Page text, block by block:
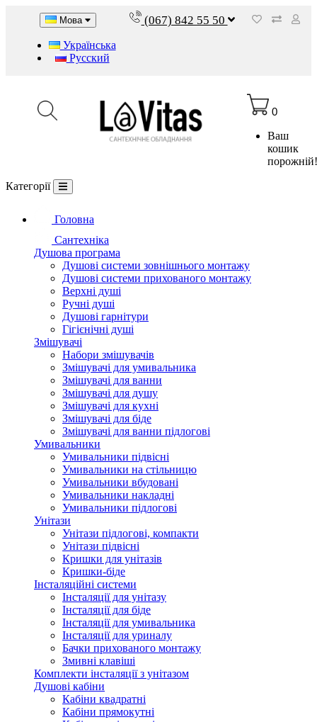
Мова
Українська
Русский
(067) 842 55 50
0
Ваш
кошик
Категорії
Головна
Сантехніка
Душова програма
Душові системи зовнішнього монтажу
Душові системи прихованого монтажу
Верхні душі
Ручні душі
Душові гарнітури
Гігієнічні душі
Змішувачі
Набори змішувачів
Змішувачі для умивальника
Змішувачі для ванни
Змішувачі для душу
Змішувачі для кухні
Змішувачі для біде
Змішувачі для ванни підлогові
Умивальники
Умивальники підвісні
Умивальники на стільницю
Умивальники вбудовані
Умивальники накладні
Умивальники підлогові
Унітази
Унітази підлогові, компакти
Унітази підвісні
Кришки для унітазів
Кришки-біде
Інсталяційні системи
Інсталяції для унітазу
Інсталяції для біде
Інсталяції для умивальника
Інсталяції для уриналу
Бачки прихованого монтажу
Змивні клавіші
Комплекти інсталяції з унітазом
Душові кабіни
Кабіни квадратні
Кабіни прямокутні